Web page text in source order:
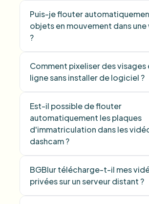
Puis-je flouter
objets en mouvement dans
?
Comment pixeliser des visages
ligne sans installer de logiciel ?
Est-il possible de flouter
automatiquement les plaques
d'immatriculation dans les
dashcam ?
BGBlur télécharge-t-il mes
privées sur un serveur distant ?